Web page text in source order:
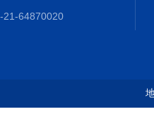
21-64870020